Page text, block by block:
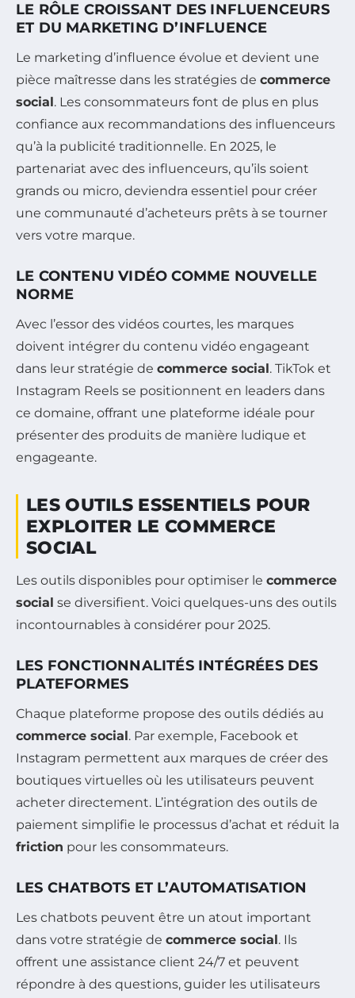
LE RÔLE CROISSANT DES INFLUENCEURS
ET DU MARKETING D’INFLUENCE
Le marketing d’influence évolue et devient une
pièce maîtresse dans les stratégies de commerce
social. Les consommateurs font de plus en plus
confiance aux recommandations des influenceurs
qu’à la publicité traditionnelle. En 2025, le
partenariat avec des influenceurs, qu’ils soient
grands ou micro, deviendra essentiel pour créer
une communauté d’acheteurs prêts à se tourner
vers votre marque.
LE CONTENU VIDÉO COMME NOUVELLE
NORME
Avec l’essor des vidéos courtes, les marques
doivent intégrer du contenu vidéo engageant
dans leur stratégie de commerce social. TikTok et
Instagram Reels se positionnent en leaders dans
ce domaine, offrant une plateforme idéale pour
présenter des produits de manière ludique et
engageante.
LES OUTILS ESSENTIELS POUR
EXPLOITER LE COMMERCE
SOCIAL
Les outils disponibles pour optimiser le commerce
social se diversifient. Voici quelques-uns des outils
incontournables à considérer pour 2025.
LES FONCTIONNALITÉS INTÉGRÉES DES
PLATEFORMES
Chaque plateforme propose des outils dédiés au
commerce social. Par exemple, Facebook et
Instagram permettent aux marques de créer des
boutiques virtuelles où les utilisateurs peuvent
acheter directement. L’intégration des outils de
paiement simplifie le processus d’achat et réduit la
friction pour les consommateurs.
LES CHATBOTS ET L’AUTOMATISATION
Les chatbots peuvent être un atout important
dans votre stratégie de commerce social. Ils
offrent une assistance client 24/7 et peuvent
répondre à des questions, guider les utilisateurs